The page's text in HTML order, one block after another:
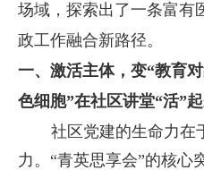
场域，探索出了一条富有
政工作融合新路径。
一、激活主体，变“教育
色细胞”在社区讲堂“活”
社区党建的生命力在
力。“青英思享会”的核心